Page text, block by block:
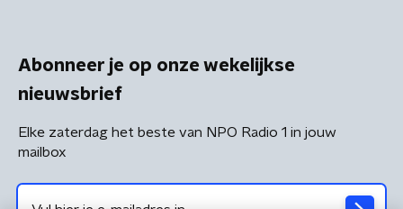
Abonneer je op onze wekelijkse
nieuwsbrief
Elke zaterdag het beste van NPO Radio 1 in jouw
mailbox